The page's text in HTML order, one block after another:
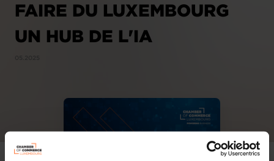
FAIRE DU LUXEMBOURG
UN HUB DE L'IA